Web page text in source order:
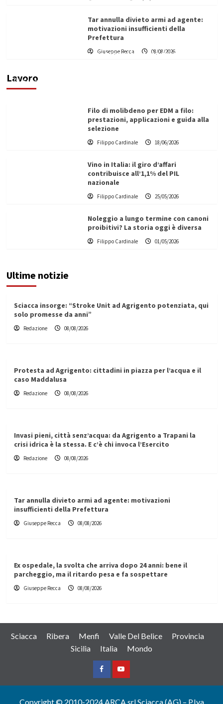
Tar annulla divieto armi ad agente:
motivazioni insufficienti della
Prefettura
Giuseppe Recca 08/08/2026
Lavoro
L’ingegnere saccense Buscarnera partner chiave
di un progetto transnazionale per la transizione
Filippo Cardinale
Filo di molibdeno per EDM a filo:
prestazioni, applicazioni e guida alla
selezione
Filippo Cardinale 18/06/2026
Vino in Italia: il giro d’affari
contribuisce all’1,1% del PIL
nazionale
Filippo Cardinale 25/05/2026
Noleggio a lungo termine con canoni
proibitivi? La storia oggi è diversa
Filippo Cardinale 01/05/2026
Ultime notizie
Sciacca insorge: “Stroke Unit ad Agrigento potenziata, qui
solo promesse da anni”
Redazione 08/08/2026
Protesta ad Agrigento: cittadini in piazza per l’acqua e il
caso Maddalusa
Redazione 08/08/2026
Invasi pieni, città senz’acqua: da Agrigento a Trapani la
crisi idrica è la stessa. E c’è chi invoca l’Esercito
Redazione 08/08/2026
Tar annulla divieto armi ad agente: motivazioni
insufficienti della Prefettura
Giuseppe Recca 08/08/2026
Ex ospedale, la svolta che arriva dopo 24 anni: bene il
parcheggio, ma il ritardo pesa e fa sospettare
Giuseppe Recca 08/08/2026
Sciacca Ribera Menfi Valle Del Belice
Provincia
Sicilia
Italia Mondo
FacebookYountube
Copyright © 2010-2024 ARCA srl Sciacca (AG) – P.Iva